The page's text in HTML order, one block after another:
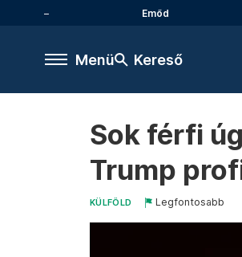
Emőd
Menü Kereső
Sok férfi
Trump
KÜLFÖLD Legfontosabb